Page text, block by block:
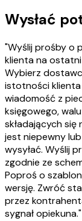
Wysłać
"Wyślij prośby o
klienta na
Wybierz
istotności
wiadomość z
księgowego,
składających
jest niepewny
wysyłać. Wyślij
zgodnie ze
Poproś o
wersję. Zwróć
przez
sygnał opiekuna."